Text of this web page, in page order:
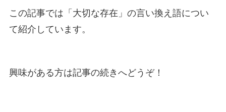
この記事では「大切な存在」の言い換え語につい
て紹介しています。
興味がある方は記事の続きへどうぞ！